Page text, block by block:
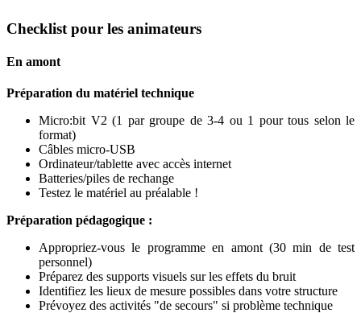
Checklist pour les animateurs
En amont
Préparation du matériel technique
Micro:bit V2 (1 par groupe de 3-4 ou 1 pour tous selon le
format)
Câbles micro-USB
Ordinateur/tablette avec accès internet
Batteries/piles de rechange
Testez le matériel au préalable !
Préparation pédagogique :
Appropriez-vous le programme en amont (30 min de test
personnel)
Préparez des supports visuels sur les effets du bruit
Identifiez les lieux de mesure possibles dans votre structure
Prévoyez des activités "de secours" si problème technique